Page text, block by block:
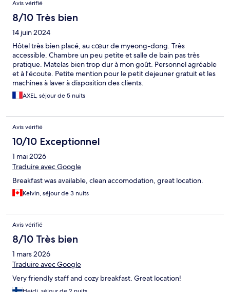
Avis vérifié
8/10 Très bien
14 juin 2024
Hôtel très bien placé, au cœur de myeong-dong. Très
accessible. Chambre un peu petite et salle de bain pas très
pratique. Matelas bien trop dur à mon goût. Personnel agréable
et à l’écoute. Petite mention pour le petit dejeuner gratuit et les
machines à laver à disposition des clients.
AXEL, séjour de 5 nuits
Avis vérifié
10/10 Exceptionnel
1 mai 2026
Traduire avec Google
Breakfast was available, clean accomodation, great location.
Kelvin, séjour de 3 nuits
Avis vérifié
8/10 Très bien
1 mars 2026
Traduire avec Google
Very friendly staff and cozy breakfast. Great location!